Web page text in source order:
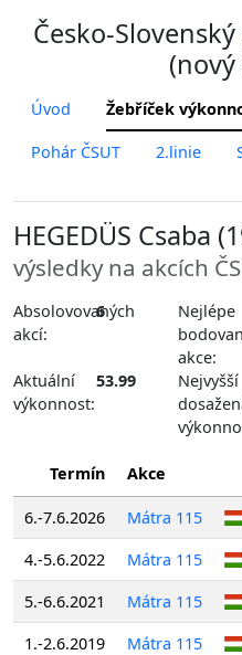
Česko-
Úvod Žebříček
Pohár ČSUT 2.linie
HEGEDÜS Csaba
výsledky na akcích
Absolovovaných
akcí:
6
Nejlépe
akce:
Aktuální
výkonnost:
53.99
Nejvyšší
Termín Akce
6.-7.6.2026 Mátra 115
4.-5.6.2022
Mátra 115
5.-6.6.2021
Mátra 115
1.-2.6.2019
Mátra 115